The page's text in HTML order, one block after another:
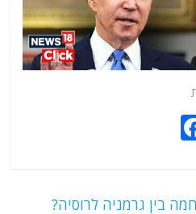
e
בין גרמניה לרוסיה?